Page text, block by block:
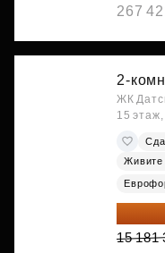
267
2-
ЖК
15
Живите
11
15 181